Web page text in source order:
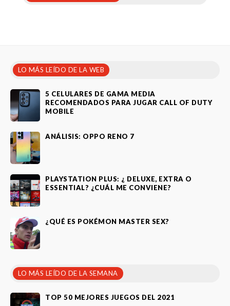
LO MÁS LEÍDO DE LA WEB
5 CELULARES DE GAMA MEDIA
RECOMENDADOS PARA JUGAR CALL OF DUTY
MOBILE
ANÁLISIS: OPPO RENO 7
PLAYSTATION PLUS: ¿ DELUXE, EXTRA O
ESSENTIAL? ¿CUÁL ME CONVIENE?
¿QUÉ ES POKÉMON MASTER SEX?
LO MÁS LEÍDO DE LA SEMANA
TOP 50 MEJORES JUEGOS DEL 2021